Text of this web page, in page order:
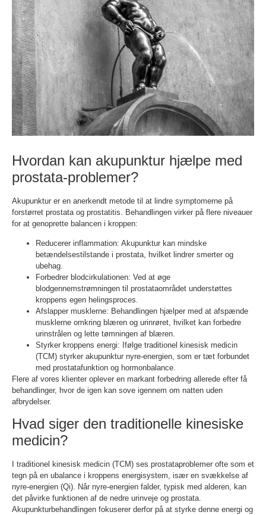
Hvordan kan akupunktur hjælpe med
prostata-problemer?
Akupunktur er en anerkendt metode til at lindre symptomerne på
forstørret prostata og prostatitis. Behandlingen virker på flere niveauer
for at genoprette balancen i kroppen:
Reducerer inflammation: Akupunktur kan mindske
betændelsestilstande i prostata, hvilket lindrer smerter og
ubehag.
Forbedrer blodcirkulationen: Ved at øge
blodgennemstrømningen til prostataområdet understøttes
kroppens egen helingsproces.
Afslapper musklerne: Behandlingen hjælper med at afspænde
musklerne omkring blæren og urinrøret, hvilket kan forbedre
urinstrålen og lette tømningen af blæren.
Styrker kroppens energi: Ifølge traditionel kinesisk medicin
(TCM) styrker akupunktur nyre-energien, som er tæt forbundet
med prostatafunktion og hormonbalance.
Flere af vores klienter oplever en markant forbedring allerede efter få
behandlinger, hvor de igen kan sove igennem om natten uden
afbrydelser.
Hvad siger den traditionelle kinesiske
medicin?
I traditionel kinesisk medicin (TCM) ses prostataproblemer ofte som et
tegn på en ubalance i kroppens energisystem, især en svækkelse af
nyre-energien (Qi). Når nyre-energien falder, typisk med alderen, kan
det påvirke funktionen af de nedre urinveje og prostata.
Akupunkturbehandlingen fokuserer derfor på at styrke denne energi og